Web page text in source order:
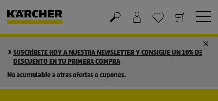
SUSCRÍBETE HOY A NUESTRA NEWSLETTER Y CONSIGUE UN 10% DE
DESCUENTO EN TU PRIMERA COMPRA
No acumulable a otras ofertas o cupones.